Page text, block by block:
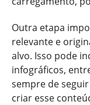
Outra etapa
relevante e
alvo. Isso pode
infográficos,
sempre de
criar esse